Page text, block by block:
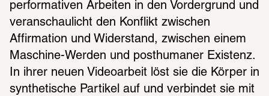
performativen Arbeiten in den Vordergrund und
veranschaulicht den Konflikt zwischen
Affirmation und Widerstand, zwischen einem
Maschine-Werden und posthumaner Existenz.
In ihrer neuen Videoarbeit löst sie die Körper in
synthetische Partikel auf und verbindet sie mit